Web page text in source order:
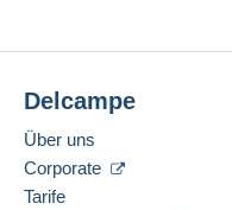
Delcampe
Über uns
Corporate
Tarife